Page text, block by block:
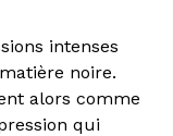
intenses
noire.
alors comme
qui